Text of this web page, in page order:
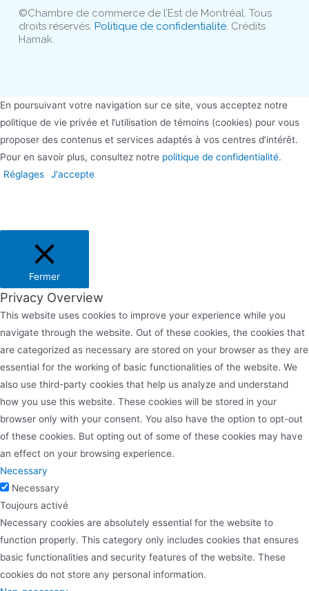
©Chambre de commerce de l’Est de Montréal. Tous
droits réservés.Politique de confidentialité. Crédits
Hamak.
En poursuivant votre navigation sur ce site, vous acceptez notre
politique de vie privée et l’utilisation de témoins (cookies) pour vous
proposer des contenus et services adaptés à vos centres d’intérêt.
Pour en savoir plus, consultez notre politique de confidentialité.
Réglages
J'accepte
Fermer
Privacy Overview
This website uses cookies to improve your experience while you
navigate through the website. Out of these cookies, the cookies that
are categorized as necessary are stored on your browser as they are
essential for the working of basic functionalities of the website. We
also use third-party cookies that help us analyze and understand
how you use this website. These cookies will be stored in your
browser only with your consent. You also have the option to opt-out
of these cookies. But opting out of some of these cookies may have
an effect on your browsing experience.
Necessary
Necessary
Toujours activé
Necessary cookies are absolutely essential for the website to
function properly. This category only includes cookies that ensures
basic functionalities and security features of the website. These
cookies do not store any personal information.